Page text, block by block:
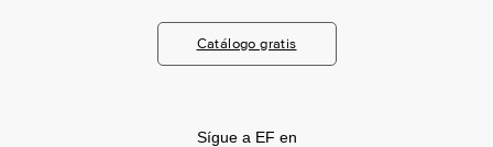
Catálogo gratis
Sígue a EF en